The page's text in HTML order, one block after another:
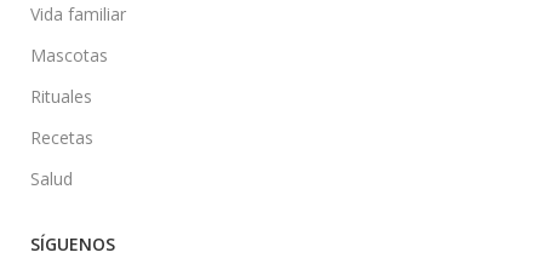
Vida familiar
Mascotas
Rituales
Recetas
Salud
SÍGUENOS